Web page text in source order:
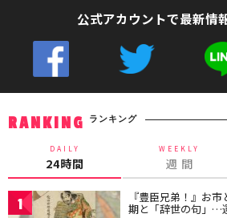
公式アカウントで最新情
RANKING ランキング
DAILY
24時間
WEEKLY
週 間
1 『豊臣兄弟！』お
期と「辞世の句」…